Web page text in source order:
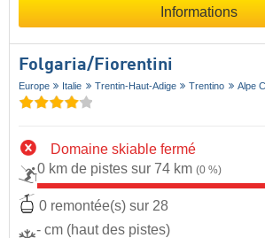
Informations
Folgaria/​Fiorentini
Europe Italie Trentin-Haut-Adige Trentino Alpe
Domaine skiable fermé
0 km de pistes sur 74 km (0 %)
0 remontée(s) sur 28
- cm (haut des pistes)